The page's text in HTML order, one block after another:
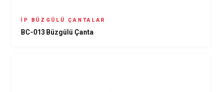
İP BÜZGÜLÜ ÇANTALAR
BC-013 Büzgülü Çanta